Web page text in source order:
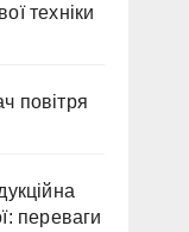
техніки
повітря
переваги